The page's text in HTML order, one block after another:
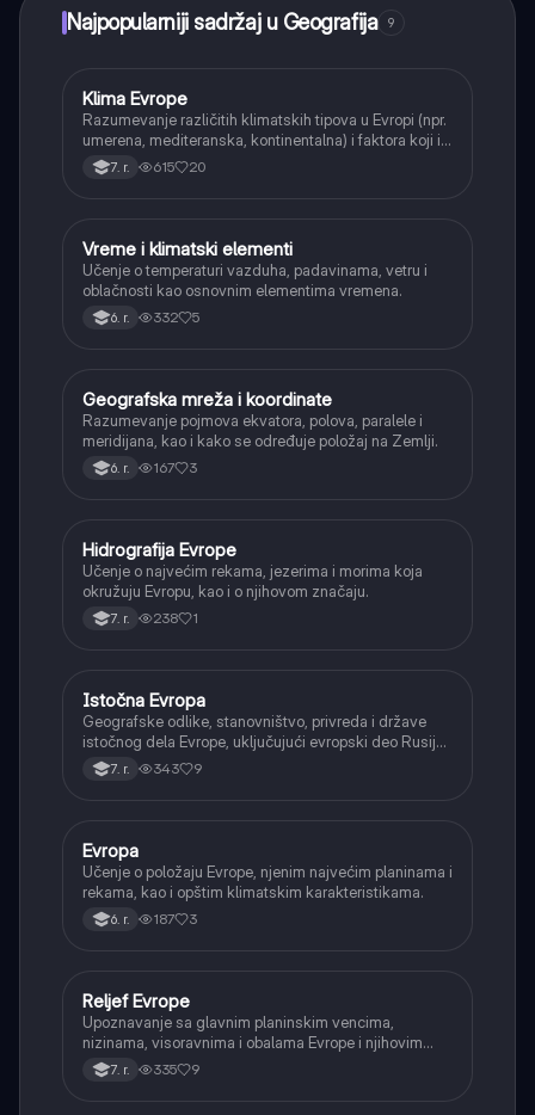
Najpopularniji sadržaj u Geografija 9
Geografija
Klima Evrope
Razumevanje različitih klimatskih tipova u Evropi (npr.
umerena, mediteranska, kontinentalna) i faktora koji ih
određuju.
7. r. 615 20
Geografija
Vreme i klimatski elementi
Učenje o temperaturi vazduha, padavinama, vetru i
oblačnosti kao osnovnim elementima vremena.
6. r. 332 5
Geografija
Geografska mreža i koordinate
Razumevanje pojmova ekvatora, polova, paralele i
meridijana, kao i kako se određuje položaj na Zemlji.
6. r. 167 3
Geografija
Hidrografija Evrope
Učenje o najvećim rekama, jezerima i morima koja
okružuju Evropu, kao i o njihovom značaju.
7. r. 238 1
Geografija
Istočna Evropa
Geografske odlike, stanovništvo, privreda i države
istočnog dela Evrope, uključujući evropski deo Rusije,
Ukrajinu i Belorusiju.
7. r. 343 9
Geografija
Evropa
Učenje o položaju Evrope, njenim najvećim planinama i
rekama, kao i opštim klimatskim karakteristikama.
6. r. 187 3
Geografija
Reljef Evrope
Upoznavanje sa glavnim planinskim vencima,
nizinama, visoravnima i obalama Evrope i njihovim
nastankom.
7. r. 335 9